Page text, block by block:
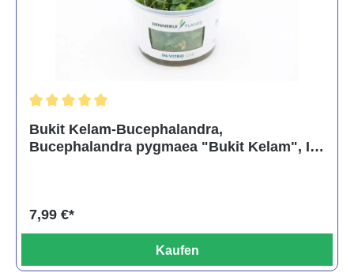
Bukit Kelam-Bucephalandra,
Bucephalandra pygmaea "Bukit Kelam", In
7,99 €*
Kaufen